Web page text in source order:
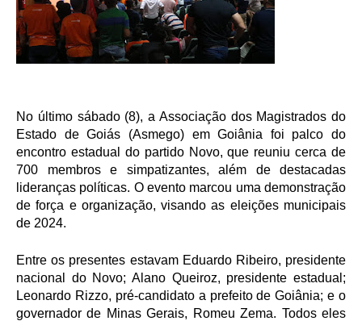
No último sábado (8), a Associação dos Magistrados do
Estado de Goiás (Asmego) em Goiânia foi palco do
encontro estadual do partido Novo, que reuniu cerca de
700 membros e simpatizantes, além de destacadas
lideranças políticas. O evento marcou uma demonstração
de força e organização, visando as eleições municipais
de 2024.
Entre os presentes estavam Eduardo Ribeiro, presidente
nacional do Novo; Alano Queiroz, presidente estadual;
Leonardo Rizzo, pré-candidato a prefeito de Goiânia; e o
governador de Minas Gerais, Romeu Zema. Todos eles